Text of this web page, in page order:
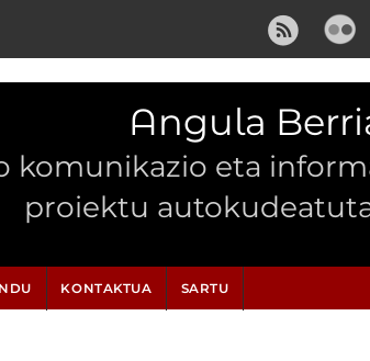
Angula
komunikazio eta
proiektu
KONTAKTUA SARTU